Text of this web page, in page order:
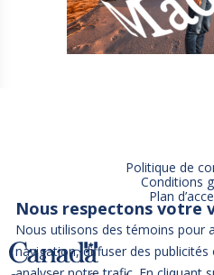
Politique de
Conditions
Plan
Nous respectons votre
Nous utilisons des témoins pour
navigation, diffuser des